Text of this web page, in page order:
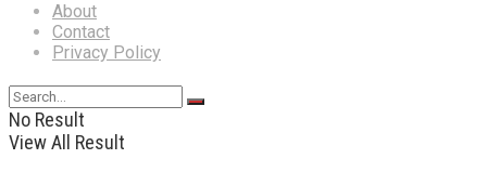
About
Contact
Privacy Policy
No Result
View All Result